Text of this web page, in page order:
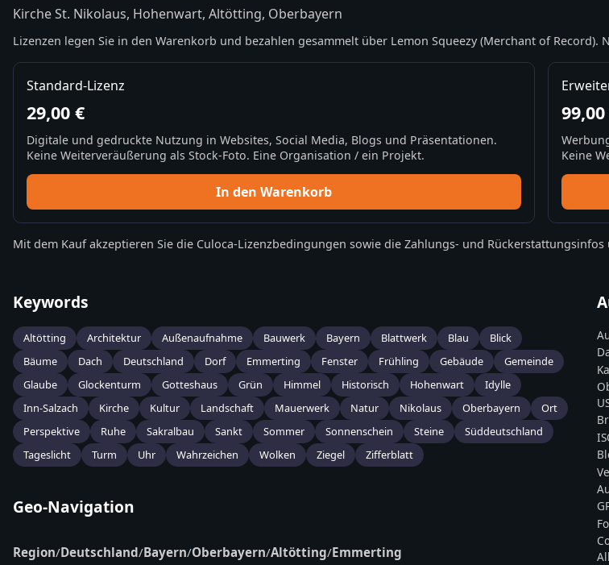
Kirche St. Nikolaus, Hohenwart, Altötting, Oberbayern
Lizenzen legen Sie in den Warenkorb und bezahlen gesammelt über Lemon Squeezy (Merchant of
Standard-Lizenz
29,00 €
Digitale und gedruckte Nutzung in Websites, Social Media, Blogs und Präsentationen.
Keine Weiterveräußerung als Stock-Foto. Eine Organisation / ein Projekt.
In den Warenkorb
Keine
Mit dem Kauf akzeptieren Sie die Culoca-Lizenzbedingungen sowie die Zahlungs- und Rückerstattungsinfos
Keywords
Altötting Architektur Außenaufnahme Bauwerk Bayern Blattwerk Blau
Blick
Bäume
Dach Deutschland Dorf Emmerting Fenster Frühling Gebäude
Gemeinde
Glaube
Glockenturm Gotteshaus Grün Himmel Historisch Hohenwart
Idylle
Inn-Salzach
Kirche Kultur Landschaft Mauerwerk Natur Nikolaus Oberbayern
Ort
Perspektive
Ruhe Sakralbau Sankt Sommer Sonnenschein Steine
Süddeutschland
Tageslicht
Turm Uhr Wahrzeichen Wolken Ziegel Zifferblatt
Geo-Navigation
Region/Deutschland/Bayern/Oberbayern/Altötting/Emmerting